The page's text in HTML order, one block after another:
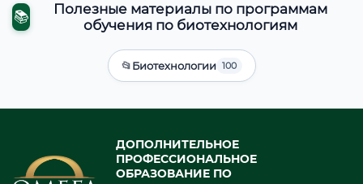
📚
Полезные материалы по программам
обучения по биотехнологиям
📂Биотехнологии 100
ДОПОЛНИТЕЛЬНОЕ
ПРОФЕССИОНАЛЬНОЕ
ОБРАЗОВАНИЕ ПО